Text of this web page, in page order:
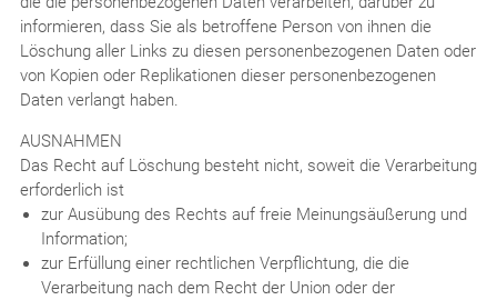
informieren, dass Sie als betroffene Person von ihnen die
Löschung aller Links zu diesen personenbezogenen Daten oder
von Kopien oder Replikationen dieser personenbezogenen
Daten verlangt haben.
AUSNAHMEN
Das Recht auf Löschung besteht nicht, soweit die Verarbeitung
erforderlich ist
zur Ausübung des Rechts auf freie Meinungsäußerung und
Information;
zur Erfüllung einer rechtlichen Verpflichtung, die die
Verarbeitung nach dem Recht der Union oder der